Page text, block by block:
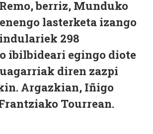
berriz, Munduko
lasterketa izango
298
ibilbideari egingo diote
diren zazpi
Argazkian, Iñigo
Tourrean.